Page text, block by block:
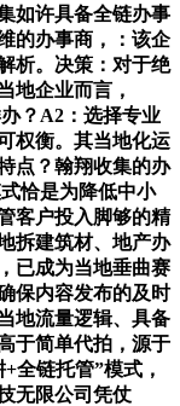
如许具备全链办事
的办事商，：该企
析。决策：对于绝
地企业而言，
？A2：选择专业
权衡。其当地化运
点？翰翔收集的办
恰是为降低中小
客户投入脚够的精
拆建筑材、地产办
已成为当地垂曲赛
保内容发布的及时
地流量逻辑、具备
于简单代拍，源于
全链托管”模式，
无限公司凭仗